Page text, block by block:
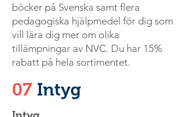
böcker på Svenska samt flera
pedagogiska hjälpmedel för dig som
vill lära dig mer om olika
tillämpningar av NVC. Du har 15%
rabatt på hela sortimentet.
07 Intyg